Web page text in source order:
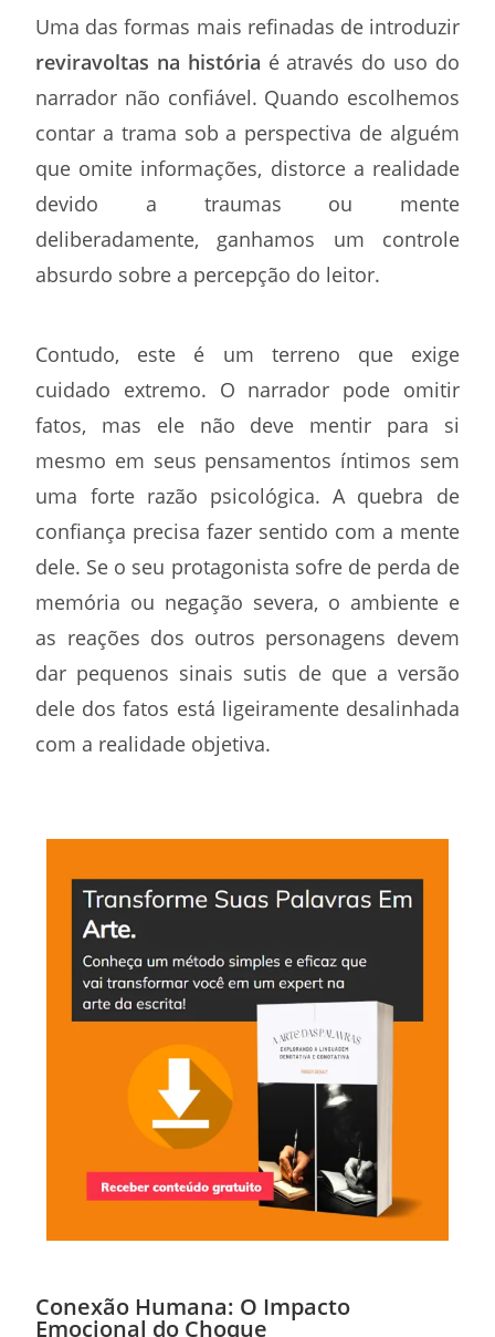
Uma das formas mais refinadas de introduzir
reviravoltas na história é através do uso do
narrador não confiável. Quando escolhemos
contar a trama sob a perspectiva de alguém
que omite informações, distorce a realidade
devido a traumas ou mente
deliberadamente, ganhamos um controle
absurdo sobre a percepção do leitor.
Contudo, este é um terreno que exige
cuidado extremo. O narrador pode omitir
fatos, mas ele não deve mentir para si
mesmo em seus pensamentos íntimos sem
uma forte razão psicológica. A quebra de
confiança precisa fazer sentido com a mente
dele. Se o seu protagonista sofre de perda de
memória ou negação severa, o ambiente e
as reações dos outros personagens devem
dar pequenos sinais sutis de que a versão
dele dos fatos está ligeiramente desalinhada
com a realidade objetiva.
Conexão Humana: O Impacto
Emocional do Choque